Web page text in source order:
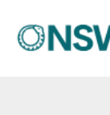
onswoerden.nl